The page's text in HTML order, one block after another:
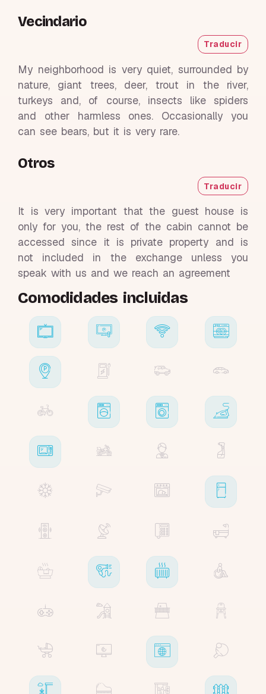
Vecindario
Traducir
My neighborhood is very quiet, surrounded by
nature, giant trees, deer, trout in the river,
turkeys and, of course, insects like spiders
and other harmless ones. Occasionally you
can see bears, but it is very rare.
Otros
Traducir
It is very important that the guest house is
only for you, the rest of the cabin cannot be
accessed since it is private property and is
not included in the exchange unless you
speak with us and we reach an agreement
Comodidades incluidas